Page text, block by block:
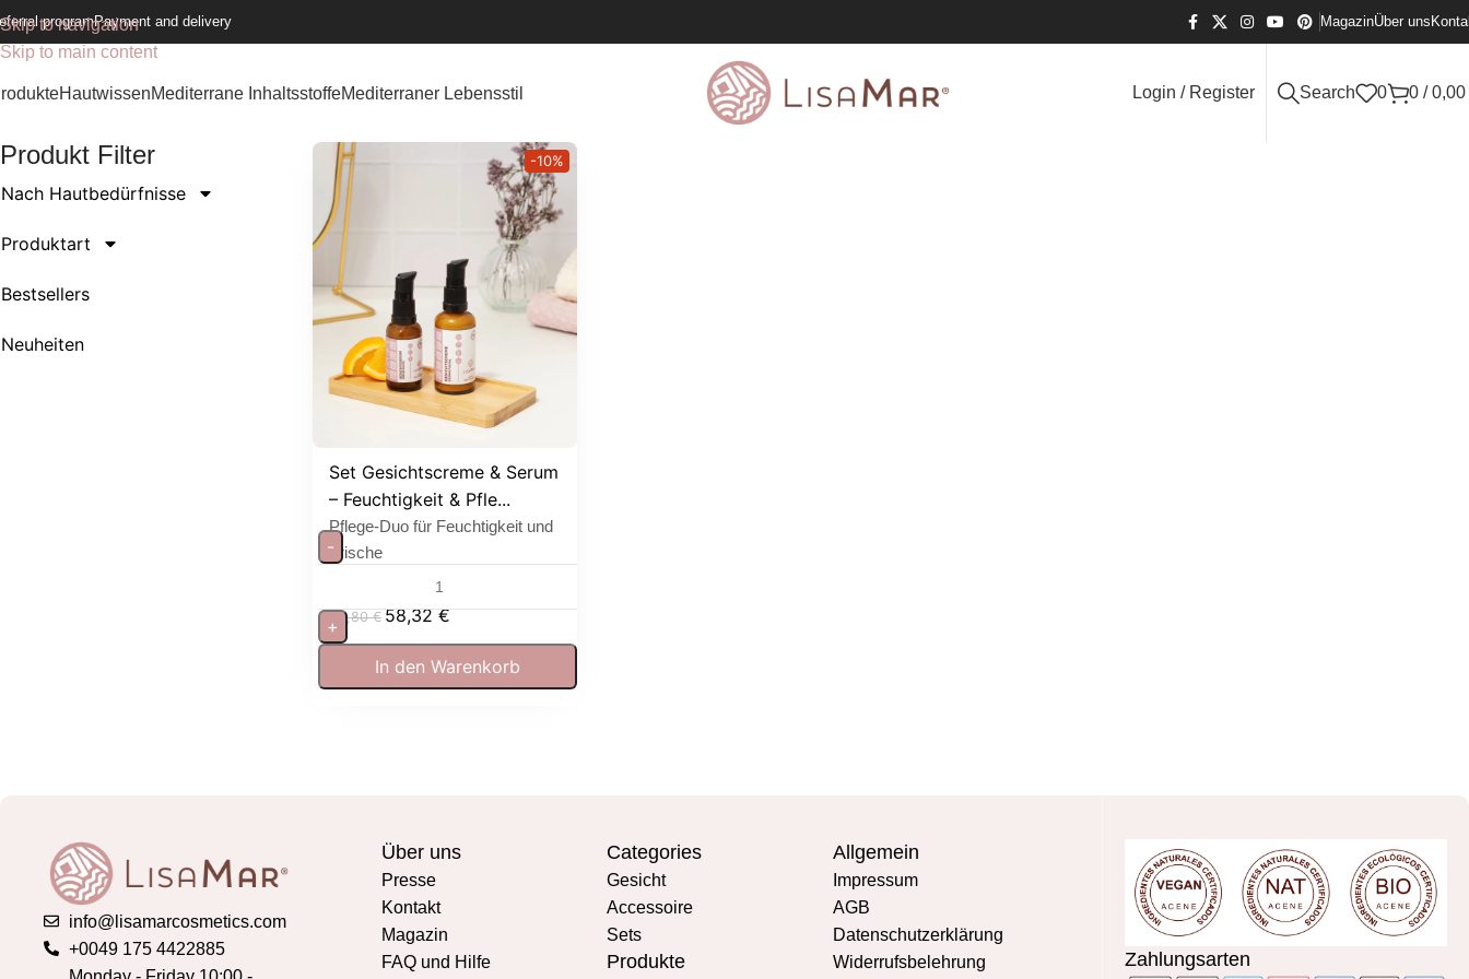
Skip to navigation
Skip to main content
programPayment and delivery MagazinÜber uns
HautwissenMediterrane InhaltsstoffeMediterraner Lebensstil Login / Register Search 0 0 / 0,00
Produkt Filter
Nach Hautbedürfnisse
Produktart
Bestsellers
Neuheiten
Set Gesichtscreme & Serum
– Feuchtigkeit & Pfle...
Pflege-Duo für Feuchtigkeit und
Frische
-10%
64,80€ 58,32€
-
+
In den Warenkorb
info@lisamarcosmetics.com
+0049 175 4422885
Über uns
Presse
Kontakt
Magazin
FAQ und Hilfe
Categories
Gesicht
Accessoire
Sets
Produkte
Allgemein
Impressum
AGB
Datenschutzerklärung
Widerrufsbelehrung
Zahlungsarten